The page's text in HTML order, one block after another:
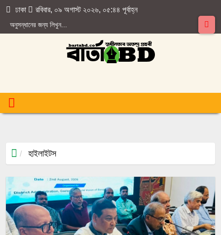
ঢাকা রবিবার, ০৯ অগাস্ট ২০২৬, ০৫:৪৪ পূর্বাহ্ন
হাইলাইটস